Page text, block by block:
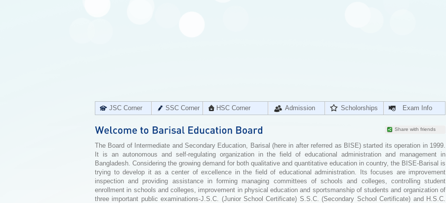
JSC Corner SSC Corner HSC Corner Admission Scholorships Exam Info
Share with friends
The Board of Intermediate and Secondary Education, Barisal (here in after referred as BISE) started its operation in 1999.
It is an autonomous and self-regulating organization in the field of educational administration and management in
Bangladesh. Considering the growing demand for both qualitative and quantitative education in country, the BISE-Barisal is
trying to develop it as a center of excellence in the field of educational administration. Its focuses are improvement
inspection and providing assistance in forming managing committees of schools and colleges, controlling student
enrollment in schools and colleges, improvement in physical education and sportsmanship of students and organization of
three important public examinations-J.S.C. (Junior School Certificate) S.S.C. (Secondary School Certificate) and H.S.C.